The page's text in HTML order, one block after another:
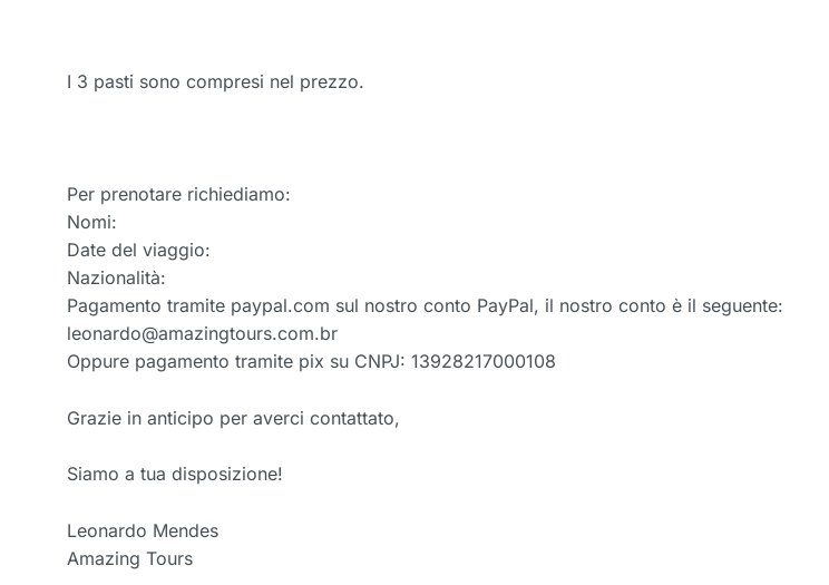
I 3 pasti sono compresi nel prezzo.
Per prenotare richiediamo:
Nomi:
Date del viaggio:
Nazionalità:
Pagamento tramite paypal.com sul nostro conto PayPal, il nostro conto è il seguente:
leonardo@amazingtours.com.br
Oppure pagamento tramite pix su CNPJ: 13928217000108
Grazie in anticipo per averci contattato,
Siamo a tua disposizione!
Leonardo Mendes
Amazing Tours